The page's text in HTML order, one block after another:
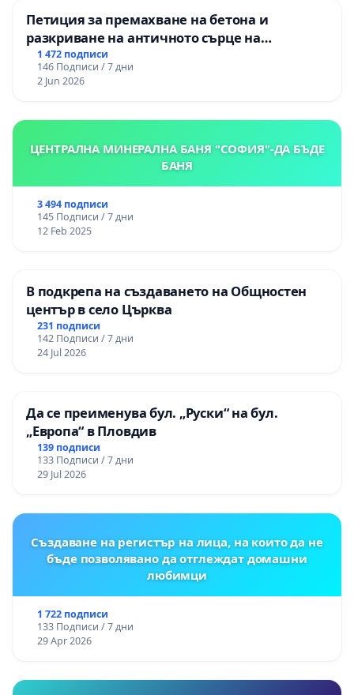
Петиция за премахване на бетона и
разкриване на античното сърце на
Могиланската могила във Враца
1 472 подписи
146 Подписи / 7 дни
2 Jun 2026
ЦЕНТРАЛНА МИНЕРАЛНА БАНЯ "СОФИЯ"-ДА БЪДЕ
БАНЯ
3 494 подписи
145 Подписи / 7 дни
12 Feb 2025
В подкрепа на създаването на Общностен
център в село Църква
231 подписи
142 Подписи / 7 дни
24 Jul 2026
Да се преименува бул. „Руски“ на бул.
„Европа“ в Пловдив
139 подписи
133 Подписи / 7 дни
29 Jul 2026
Създаване на регистър на лица, на които да не
бъде позволявано да отглеждат домашни
любимци
1 722 подписи
133 Подписи / 7 дни
29 Apr 2026